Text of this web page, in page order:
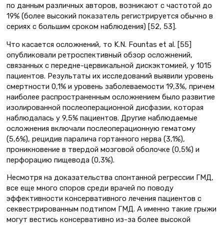
по данным различных авторов, возникают с частотой до
19% (более высокий показатель регистрируется обычно в
сериях с большим сроком наблюдения) [52, 53].
Что касается осложнений, то K.N. Fountas et al. [55]
опубликовали ретроспективный обзор осложнений,
связанных с передне-цервикальной дискэктомией, у 1015
пациентов. Результаты их исследований выявили уровень
смертности 0,1% и уровень заболеваемости 19,3%, причем
наиболее распространенным осложнением было развитие
изолированной послеоперационной дисфазии, которая
наблюдалась у 9,5% пациентов. Другие наблюдаемые
осложнения включали послеоперационную гематому
(5,6%), рецидив паралича гортанного нерва (3,1%),
проникновение в твердой мозговой оболочке (0,5%) и
перфорацию пищевода (0,3%).
Несмотря на доказательства спонтанной регрессии ГМД,
все еще много споров среди врачей по поводу
эффективности консервативного лечения пациентов с
секвестрированным подтипом ГМД. А именно такие грыжи
могут вестись консервативно из-за более высокой